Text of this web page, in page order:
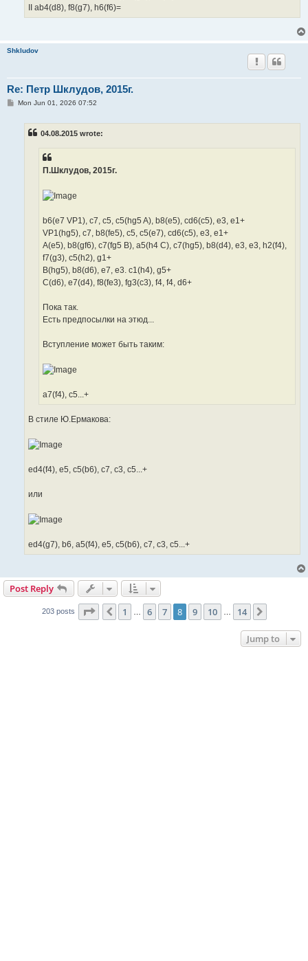
II ab4(d8), f8(g7), h6(f6)=
Shkludov
Re: Петр Шклудов, 2015г.
PMon Jun 01, 2026 07:52
04.08.2015 wrote:
П.Шклудов, 2015г.
b6(e7 VP1), c7, c5, c5(hg5 A), b8(e5), cd6(c5), e3, e1+
VP1(hg5), c7, b8(fe5), c5, c5(e7), cd6(c5), e3, e1+
A(e5), b8(gf6), c7(fg5 B), a5(h4 C), c7(hg5), b8(d4), e3, e3, h2(f4),
f7(g3), c5(h2), g1+
B(hg5), b8(d6), e7, e3. c1(h4), g5+
C(d6), e7(d4), f8(fe3), fg3(c3), f4, f4, d6+
Пока так.
Есть предпосылки на этюд...
Вступление может быть таким:
a7(f4), c5...+
В стиле Ю.Ермакова:
ed4(f4), e5, c5(b6), c7, c3, c5...+
или
ed4(g7), b6, a5(f4), e5, c5(b6), c7, c3, c5...+
Post Reply
203 posts Page of14
Previous
1 6 7 8 9 10 14
Jump to